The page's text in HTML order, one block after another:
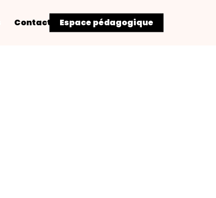
Contact Espace pédagogique